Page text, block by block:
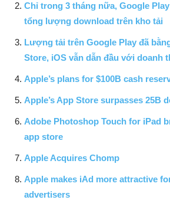
Chỉ trong 3 tháng nữa, Google
tổng lượng download trên kho tải
Lượng tải trên Google Play đã
Store, iOS vẫn dẫn đầu với doanh
Apple’s plans for $100B cash
Apple’s App Store surpasses 25B
Adobe Photoshop Touch for iPad
app store
Apple Acquires Chomp
Apple makes iAd more attractive
advertisers